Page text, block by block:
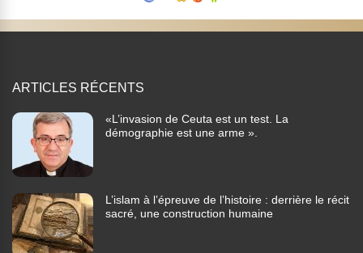
ARTICLES RÉCENTS
«L’invasion de Ceuta est un test. La
démographie est une arme ».
L’islam à l’épreuve de l’histoire : derrière le récit
sacré, une construction humaine